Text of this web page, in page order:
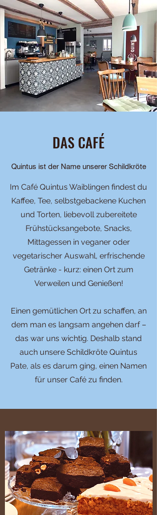
DAS CAFÉ
Quintus ist der Name unserer Schildkröte
Im Café Quintus Waiblingen findest du
Kaffee, Tee, selbstgebackene Kuchen
und Torten, liebevoll zubereitete
Frühstücksangebote, Snacks,
Mittagessen in veganer oder
vegetarischer Auswahl, erfrischende
Getränke - kurz: einen Ort zum
Verweilen und Genießen!
Einen gemütlichen Ort zu schaffen, an
dem man es langsam angehen darf –
das war uns wichtig. Deshalb stand
auch unsere Schildkröte Quintus
Pate, als es darum ging, einen Namen
für unser Café zu finden.